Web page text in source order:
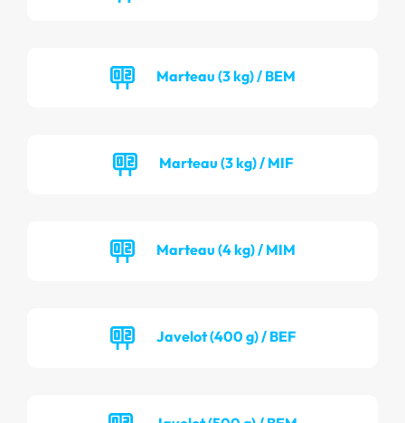
Marteau (3 kg) / BEM
Marteau (3 kg) / MIF
Marteau (4 kg) / MIM
Javelot (400 g) / BEF